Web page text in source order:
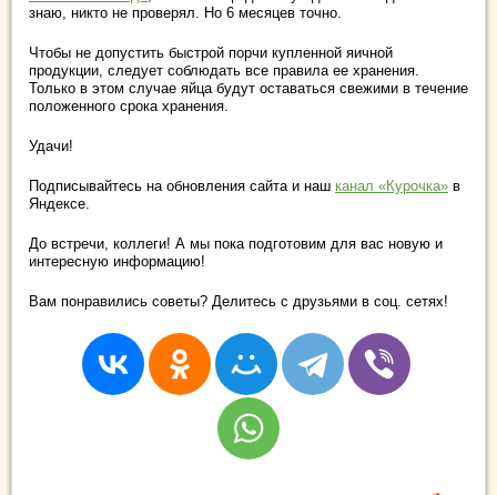
знаю, никто не проверял. Но 6 месяцев точно.
Чтобы не допустить быстрой порчи купленной яичной
продукции, следует соблюдать все правила ее хранения.
Только в этом случае яйца будут оставаться свежими в течение
положенного срока хранения.
Удачи!
Подписывайтесь на обновления сайта и наш канал «Курочка» в
Яндексе.
До встречи, коллеги! А мы пока подготовим для вас новую и
интересную информацию!
Вам понравились советы? Делитесь с друзьями в соц. сетях!